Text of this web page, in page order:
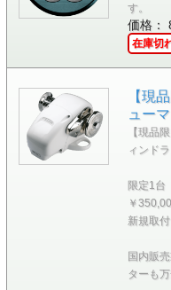
す。
価格：
在庫切
【現
ュー
【現品
ィンド
限定1
￥
新規取
国内販
ターも万